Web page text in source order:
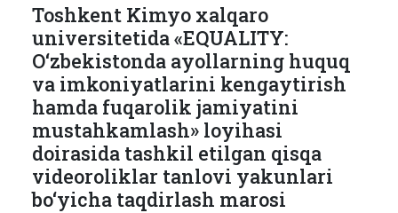
Toshkent Kimyo xalqaro
universitetida «EQUALITY:
O‘zbekistonda ayollarning huquq
va imkoniyatlarini kengaytirish
hamda fuqarolik jamiyatini
mustahkamlash» loyihasi
doirasida tashkil etilgan qisqa
videoroliklar tanlovi yakunlari
bo‘yicha taqdirlash marosi